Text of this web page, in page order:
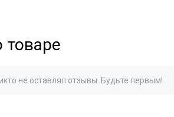
не оставлял отзывы. Будьте первым!